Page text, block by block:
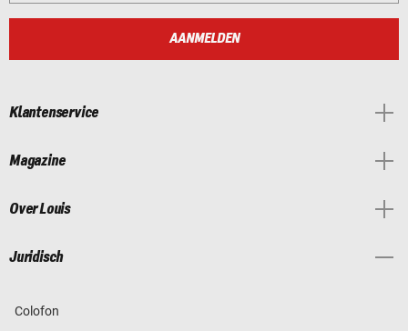
AANMELDEN
Klantenservice
Magazine
Over Louis
Juridisch
Colofon